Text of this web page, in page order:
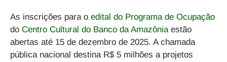
As inscrições para o edital do Programa de Ocupação
do Centro Cultural do Banco da Amazôniaestão
abertas até 15 de dezembro de 2025. Achamada
pública nacional destina R$ 5 milhões a projetos